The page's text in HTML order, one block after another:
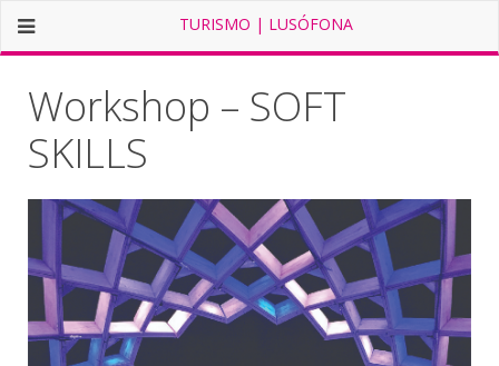
TURISMO | LUSÓFONA
Workshop – SOFT
SKILLS